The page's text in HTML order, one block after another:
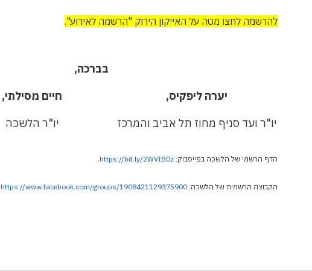
להרשמה לחצו מטה על האייקון הירוק "הרשמה לאירוע".
בברכה,
יערה ליפקיס,
חיים מסילתי,
יו"ר ועד סניף מחוז תל אביב והמרכז
יו"ר הלשכה
הדף הרשמי של הלשכה בפייסבוק:https://bit.ly/2WVIB0z
הקבוצה הרשמית של הלשכה:https://www.facebook.com/groups/1908421129375900/